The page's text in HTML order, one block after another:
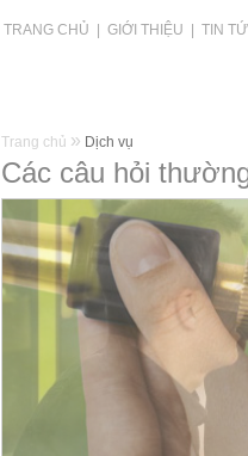
TRANG CHỦ GIỚI THIỆU TIN
Trang chủ » Dịch vụ
Các câu hỏi